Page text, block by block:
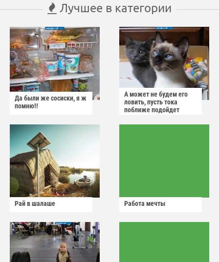
Лучшее в категории
Да были же сосиски, я ж
помню!!
А может не будем его
ловить, пусть тока
поближе подойдет
Рай в шалаше Работа мечты